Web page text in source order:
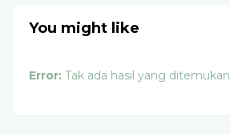
You might like
Error: Tak ada hasil yang ditemukan